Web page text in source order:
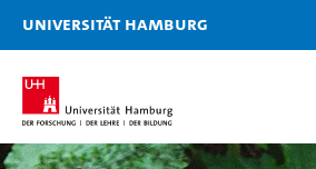
Universität Hamburg